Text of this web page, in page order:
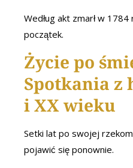
Według akt zmarł w
początek.
Życie po
Spotkania z
i XX wieku
Setki lat po swojej
pojawić się ponownie.